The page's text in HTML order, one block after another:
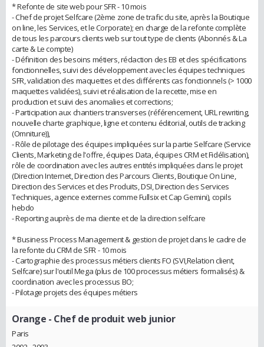
* Refonte de site web pour SFR - 10 mois
- Chef de projet Selfcare (2ème zone de trafic du site, après la Boutique
on line, les Services, et le Corporate); en charge de la refonte complète
de tous les parcours clients web sur tout type de clients (Abonnés & La
carte & Le compte)
- Définition des besoins métiers, rédaction des EB et des spécifications
fonctionnelles, suivi des développement avec les équipes techniques
SFR, validation des maquettes et des différents cas fonctionnels (> 1000
maquettes validées), suivi et réalisation de la recette, mise en
production et suivi des anomalies et corrections;
- Participation aux chantiers transverses (référencement, URL rewriting,
nouvelle charte graphique, ligne et contenu éditorial, outils de tracking
(Omniture)),
- Rôle de pilotage des équipes impliquées sur la partie Selfcare (Service
Clients, Marketing de l'offre, équipes Data, équipes CRM et Fidélisation),
rôle de coordination avec les autres entités impliquées dans le projet
(Direction Internet, Direction des Parcours Clients, Boutique On Line,
Direction des Services et des Produits, DSI, Direction des Services
Techniques, agence externes comme Fullsix et Cap Gemini), copils
hebdo
- Reporting auprès de ma cliente et de la direction selfcare
* Business Process Management & gestion de projet dans le cadre de
la refonte du CRM de SFR - 10 mois
- Cartographie des processus métiers clients FO (SVI,Relation client,
Selfcare) sur l'outil Mega (plus de 100 processus métiers formalisés) &
coordination avec les processus BO;
- Pilotage projets des équipes métiers
Orange - Chef de produit web junior
Paris